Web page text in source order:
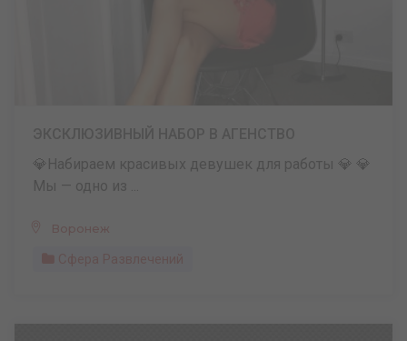
💎Набираем красивых девушек для работы 💎 💎
Мы — одно из ...
Воронеж
Сфера Развлечений